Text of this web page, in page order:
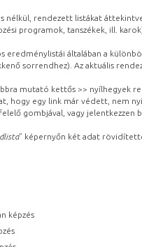
nélkül, rendezett listákat
programok, tanszékek, ill.
eredménylistái általában a
sorrendhez). Az aktuális
mutató kettős >> nyílhegyek
hogy egy link már védett, nem
gombjával, vagy
” képernyőn két adat
képzés